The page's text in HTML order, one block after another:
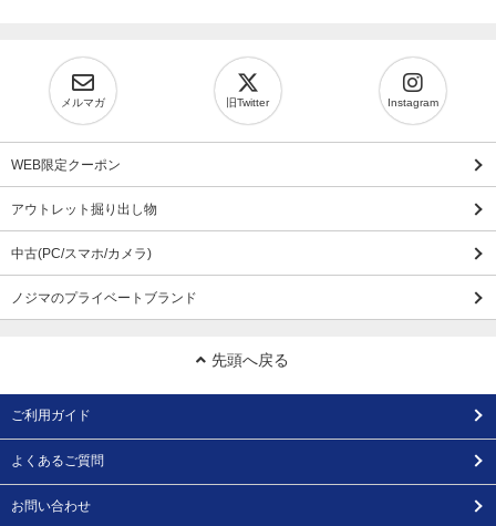
メルマガ 旧Twitter Instagram
WEB限定クーポン
アウトレット掘り出し物
中古(PC/スマホ/カメラ)
ノジマのプライベートブランド
先頭へ戻る
ご利用ガイド
よくあるご質問
お問い合わせ